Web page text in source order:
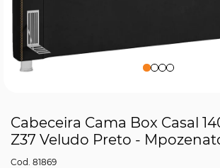
Cabeceira Cama Box Casal
Z37 Veludo Preto -
81869